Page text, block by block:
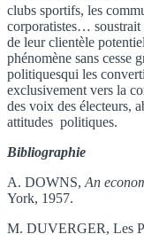
clubs sportifs, les
corporatistes… soustrait
de leur clientèle
phénomène sans cesse
politiquesqui les
exclusivement vers la
des voix des électeurs,
attitudes politiques.
Bibliographie
A. DOWNS, An
York, 1957.
M. DUVERGER, Les